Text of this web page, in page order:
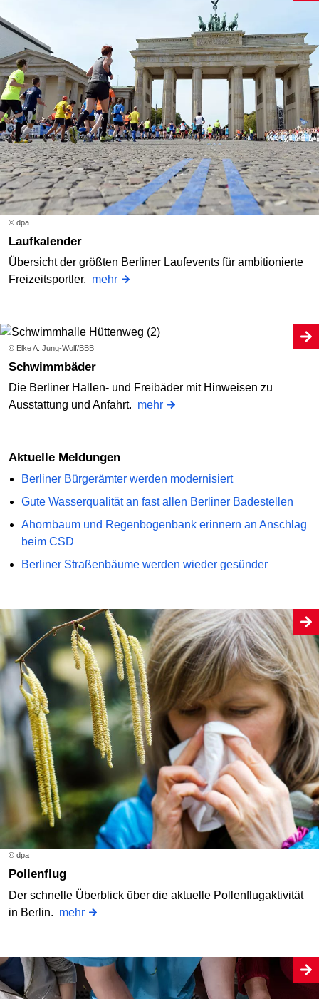
© dpa
Laufkalender
Übersicht der größten Berliner Laufevents für ambitionierte
Freizeitsportler. mehr
© Elke A. Jung-Wolf/BBB
Schwimmbäder
Die Berliner Hallen- und Freibäder mit Hinweisen zu
Ausstattung und Anfahrt. mehr
Aktuelle Meldungen
Berliner Bürgerämter werden modernisiert
Gute Wasserqualität an fast allen Berliner Badestellen
Ahornbaum und Regenbogenbank erinnern an Anschlag
beim CSD
Berliner Straßenbäume werden wieder gesünder
© dpa
Pollenflug
Der schnelle Überblick über die aktuelle Pollenflugaktivität
in Berlin. mehr